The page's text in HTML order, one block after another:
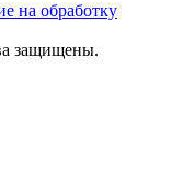
на обработку
защищены.